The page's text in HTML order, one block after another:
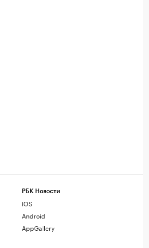
РБК Новости
iOS
Android
AppGallery